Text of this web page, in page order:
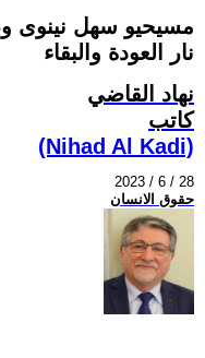
مسيحيو سهل نينوى
نار العودة والبقاء
نهاد القاضي
كاتب
(Nihad Al Kadi)
2023 / 6 / 28
حقوق الانسان